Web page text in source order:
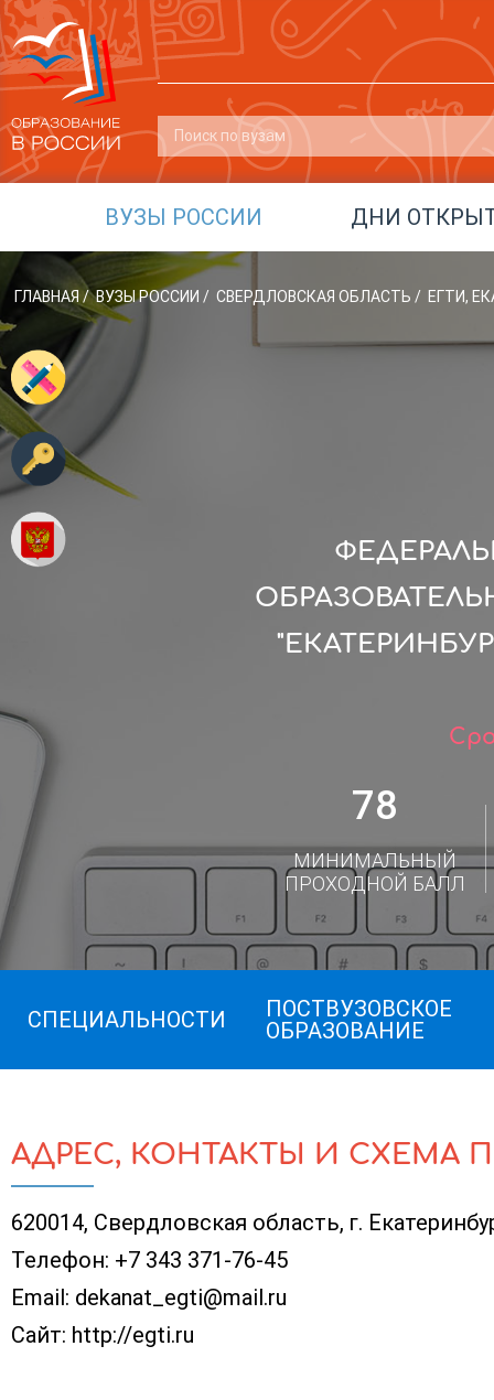
ВУЗЫ РОССИИ ДНИ
ГЛАВНАЯ / ВУЗЫ РОССИИ / СВЕРДЛОВСКАЯ ОБЛАСТЬ / ЕГТИ,
78
МИНИМАЛЬНЫЙ
ПРОХОДНОЙ БАЛЛ
СПЕЦИАЛЬНОСТИ
ПОСТВУЗОВСКОЕ
ОБРАЗОВАНИЕ
АДРЕС, КОНТАКТЫ И СХЕМА
620014, Свердловская область, г.
Телефон: +7 343 371-76-45
Email: dekanat_egti@mail.ru
Сайт: http://egti.ru